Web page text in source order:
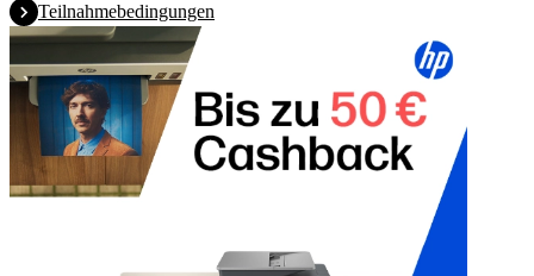
Teilnahmebedingungen